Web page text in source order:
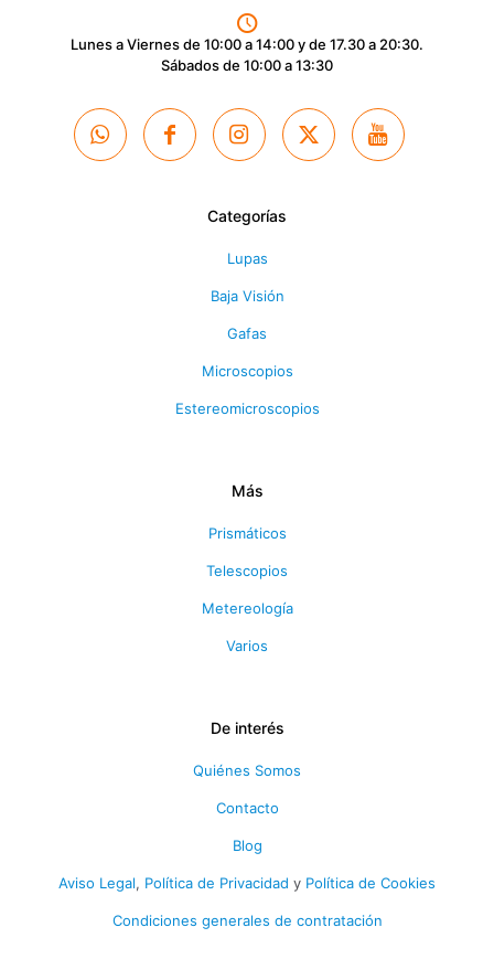
Lunes a Viernes de 10:00 a 14:00 y de 17.30 a 20:30.
Sábados de 10:00 a 13:30
Categorías
Lupas
Baja Visión
Gafas
Microscopios
Estereomicroscopios
Más
Prismáticos
Telescopios
Metereología
Varios
De interés
Quiénes Somos
Contacto
Blog
Aviso Legal, Política de Privacidad y Política de Cookies
Condiciones generales de contratación